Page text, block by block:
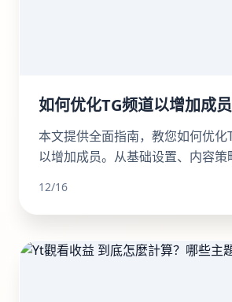
如何优化TG频道以增加成员
本文提供全面指南，教您如何优
以增加成员。从基础设置、内容策
成员增长。包括实用SEO建议和专
成员、点赞及浏览量，适合运营者
12/16